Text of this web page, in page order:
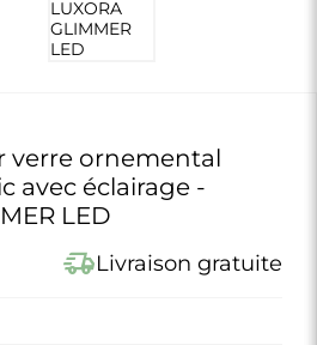
verre ornemental
avec éclairage -
LED
delivery_truck_speedLivraison gratuite